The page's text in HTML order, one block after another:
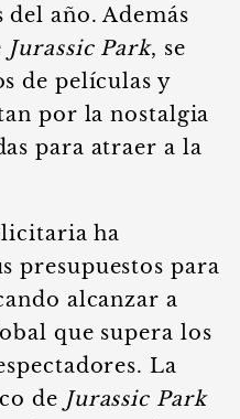
año. Además
Jurassic Park, se
de películas y
por la nostalgia
para atraer a la
ha
presupuestos para
alcanzar a
que supera los
La
de Jurassic Park